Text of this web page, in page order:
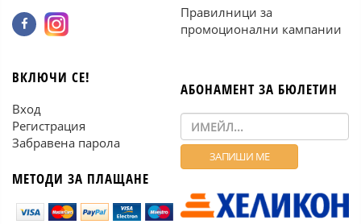
Правилници за
промоционални кампании
ВКЛЮЧИ СЕ!
Вход
Регистрация
Забравена парола
МЕТОДИ ЗА ПЛАЩАНЕ
АБОНАМЕНТ ЗА БЮЛЕТИН